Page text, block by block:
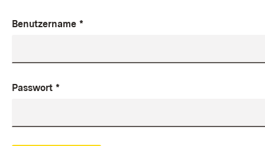
Benutzername *
Passwort *